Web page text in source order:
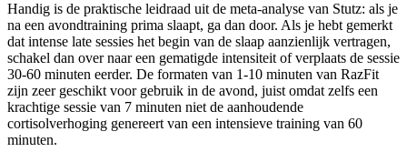
Handig is de praktische leidraad uit de meta-analyse van Stutz: als je
na een avondtraining prima slaapt, ga dan door. Als je hebt gemerkt
dat intense late sessies het begin van de slaap aanzienlijk vertragen,
schakel dan over naar een gematigde intensiteit of verplaats de sessie
30-60 minuten eerder. De formaten van 1-10 minuten van RazFit
zijn zeer geschikt voor gebruik in de avond, juist omdat zelfs een
krachtige sessie van 7 minuten niet de aanhoudende
cortisolverhoging genereert van een intensieve training van 60
minuten.